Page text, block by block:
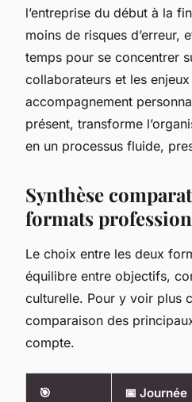
l’entreprise du début à la
moins de risques d’erreur,
temps pour se concentrer
collaborateurs et les
accompagnement
présent, transforme
en un processus fluide,
Synthèse
formats
Le choix entre les deux
équilibre entre objectifs,
culturelle. Pour y voir plus
comparaison des
compte.
🎯
📅 Journée